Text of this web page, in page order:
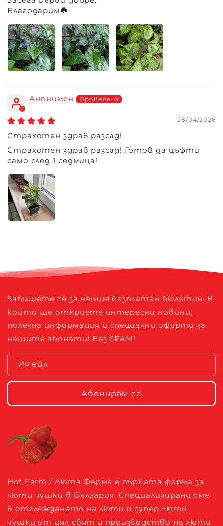
Благодарим☘️
Анонимен
28/04/2026
Страхотен здрав разсад!
Страхотен здрав разсад! Готов да цъфти
само след 1 седмица!
Запишете се за нашия безплатен бюлетин, в
който ще откриете интересни новини,
полезна информация и специални оферти за
нашите абонати! Без SPAM!
Имейл
Абонирам се
Hot Farm / Люта Ферма е първата ферма за
люти чушки в България. Специализирани сме
в отглеждането на люти и супер люти
чушки от цял свят и производство на люти